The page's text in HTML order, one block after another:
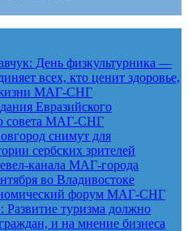
День физкультурника —
всех, кто ценит здоровье,
МАГ-СНГ
Евразийского
МАГ-СНГ
снимут для
сербских зрителей
канала МАГ-города
во Владивостоке
форум МАГ-СНГ
туризма должно
и на мнение бизнеса